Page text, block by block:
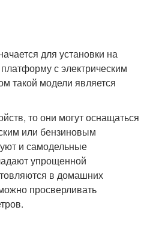
для установки на
с электрическим
такой модели является
то они могут оснащаться
или бензиновым
и самодельные
упрощенной
в домашних
просверливать